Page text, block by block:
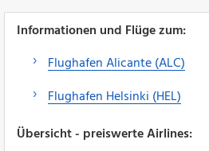
Informationen und Flüge zum:
Flughafen Alicante (ALC)
Flughafen Helsinki (HEL)
Übersicht - preiswerte Airlines: